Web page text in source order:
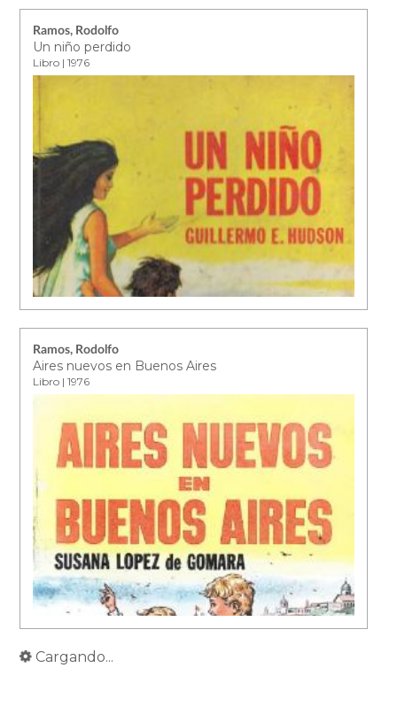
Ramos, Rodolfo
Un niño perdido
Libro | 1976
Ramos, Rodolfo
Aires nuevos en Buenos Aires
Libro | 1976
Cargando...